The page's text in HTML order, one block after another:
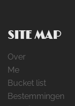
SITE MAP
Over
Me
Bucket list
Bestemmingen